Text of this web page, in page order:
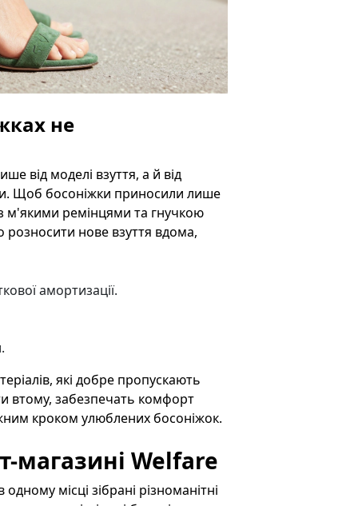
не
від моделі взуття, а й від
Щоб босоніжки приносили лише
м'якими ремінцями та гнучкою
нове взуття вдома,
амортизації.
які добре пропускають
втому, забезпечать комфорт
кроком улюблених босоніжок.
магазині Welfare
місці зібрані різноманітні